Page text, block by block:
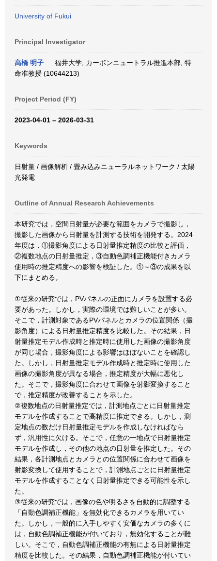
University of Fukui
Principal Investigator
高橋 明子
福井大学, カーボンニュートラル推進本部, 特
命准教授 (10644213)
Project Period (FY)
2023-04-01 – 2026-03-31
Keywords
日射量 / 画像解析 / 畳み込みニューラルネットワーク / 太陽
光発電
Outline of Annual Research Achievements
本研究では，空間日射量が必要な範囲をカメラで撮影し，
撮影した画像から日射量を計測する技術を開発する。2024
年度は，①撮影角度による日射量推定精度の比較と評価，
②複数地点の日射量推定，③自動色調補正機能付きカメラ
使用時の推定精度への影響を検証した。①～③の成果を以
下にまとめる。
①従来の研究では，PVパネルの正面にカメラを設置する必
要があった。しかし，実際の環境では難しいことが多い。
そこで，計測対象であるPVパネルとカメラの位置関係（撮
影角度）による日射量推定精度を比較した。その結果，日
射量推定モデル作成時と推定時に使用した画像の撮影角度
が同じ場合，撮影角度による影響はほぼないことを確認し
た。しかし，日射量推定モデル作成時と推定時に使用した
画像の撮影角度が異なる場合，推定精度が大幅に悪化し
た。そこで，撮影角度に合わせて画像を射影変換すること
で，推定精度が改善することを示した。
②複数地点の日射量推定では，計測地点ごとに日射量推定
モデルを作成することで高精度に推定できる。しかし，測
定地点の数だけ日射量推定モデルを作成しなければなら
ず，汎用性に欠ける。そこで，任意の一地点で日射量推定
モデルを作成し，その他の地点の日射量を推定した。その
結果，各計測地点とカメラとの位置関係に合わせて画像を
射影変換して使用することで，計測地点ごとに日射量推定
モデルを作成することなく日射量推定できる可能性を示し
た。
③従来の研究では，画像の色や明るさを自動的に調整する
「自動色調補正機能」を無効化できるカメラを用いてい
た。しかし，一般的に入手しやすく安価なカメラの多くに
は，自動色調補正機能が付いており，無効化することが難
しい。そこで，自動色調補正機能の有無による日射量推定
精度を比較した。その結果，自動色調補正機能が付いてい